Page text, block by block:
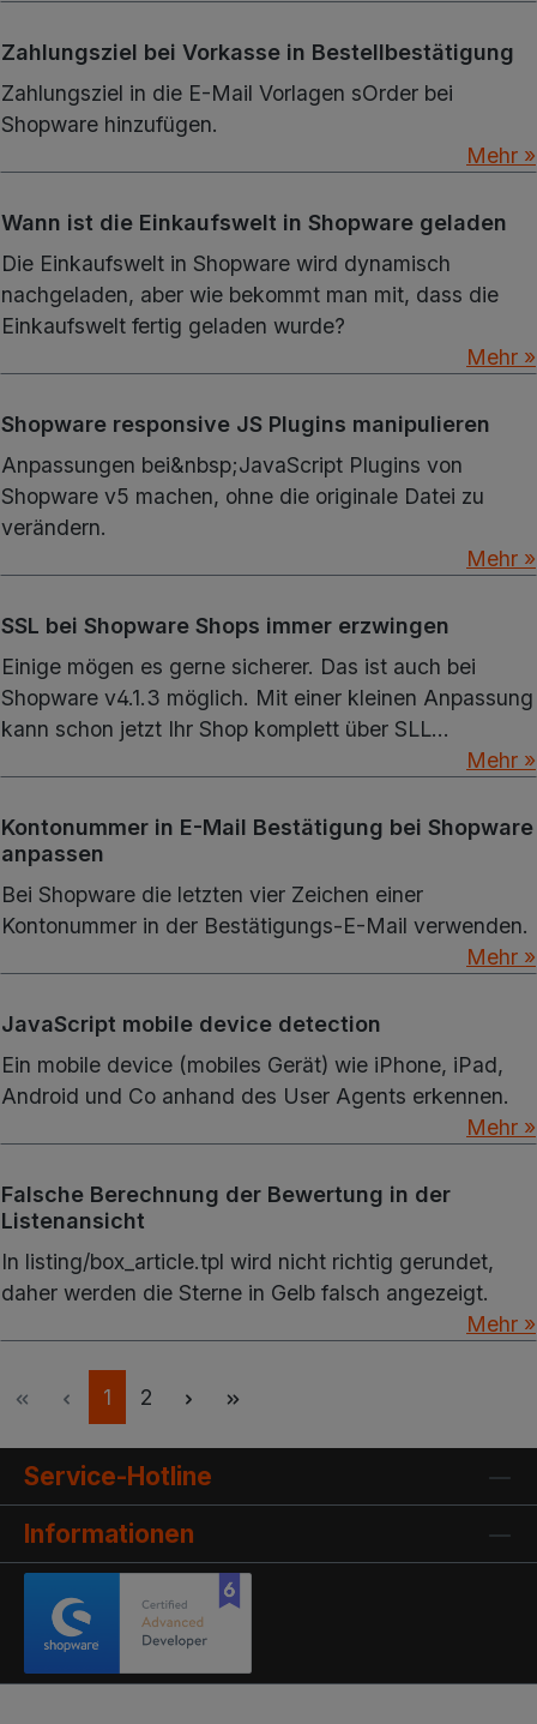
Zahlungsziel bei Vorkasse in Bestellbestätigung
Zahlungsziel in die E-Mail Vorlagen sOrder bei
Shopware hinzufügen.
Mehr »
Wann ist die Einkaufswelt in Shopware geladen
Die Einkaufswelt in Shopware wird dynamisch
nachgeladen, aber wie bekommt man mit, dass die
Einkaufswelt fertig geladen wurde?
Mehr »
Shopware responsive JS Plugins manipulieren
Anpassungen bei&nbsp;JavaScript Plugins von
Shopware v5 machen, ohne die originale Datei zu
verändern.
Mehr »
SSL bei Shopware Shops immer erzwingen
Einige mögen es gerne sicherer. Das ist auch bei
Shopware v4.1.3 möglich. Mit einer kleinen Anpassung
kann schon jetzt Ihr Shop komplett über SLL
Mehr »
Kontonummer in E-Mail Bestätigung bei Shopware
anpassen
Bei Shopware die letzten vier Zeichen einer
Kontonummer in der Bestätigungs-E-Mail verwenden.
Mehr »
JavaScript mobile device detection
Ein mobile device (mobiles Gerät) wie iPhone, iPad,
Android und Co anhand des User Agents erkennen.
Mehr »
Falsche Berechnung der Bewertung in der
Listenansicht
In listing/box_article.tpl wird nicht richtig gerundet,
daher werden die Sterne in Gelb falsch angezeigt.
Mehr »
Seite
1 Seite
2
Service-Hotline
Informationen